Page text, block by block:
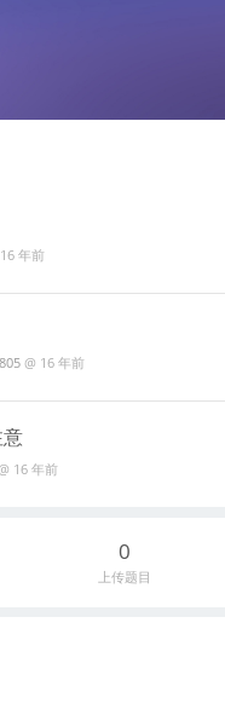
16 年前
@ 16 年前
16 年前
0
上传题目